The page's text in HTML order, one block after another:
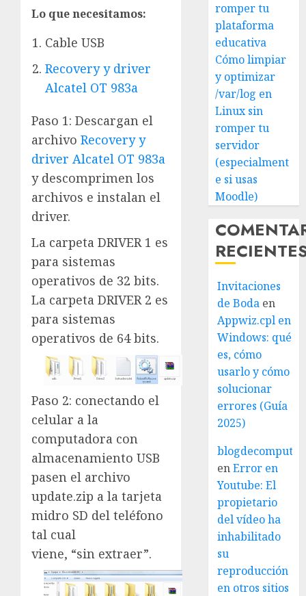
Lo que necesitamos:
Cable USB
Recovery y driver
Alcatel OT 983a
Paso 1: Descargan el
archivo Recovery y
driver Alcatel OT 983a
y descomprimen los
archivos e instalan el
driver.
La carpeta DRIVER 1 es
para sistemas
operativos de 32 bits.
La carpeta DRIVER 2 es
para sistemas
operativos de 64 bits.
Paso 2: conectando el
celular a la
computadora con
almacenamiento USB
pasen el archivo
update.zip a la tarjeta
midro SD del teléfono
tal cual
viene, “sin extraer”.
romper tu
plataforma
educativa
Cómo limpiar
y optimizar
/var/log en
Linux sin
romper tu
servidor
(especialment
e si usas
Moodle)
Invitaciones
de Boda en
Appwiz.cpl en
Windows: qué
es, cómo
usarlo y cómo
solucionar
errores (Guía
2025)
enError en
Youtube: El
propietario
del vídeo ha
inhabilitado
su
reproducción
en otros sitios